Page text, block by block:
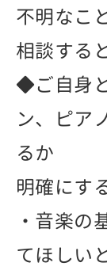
不明なこ
相談する
◆ご自身
ン、ピア
るか
明確にす
・音楽の
てほしい